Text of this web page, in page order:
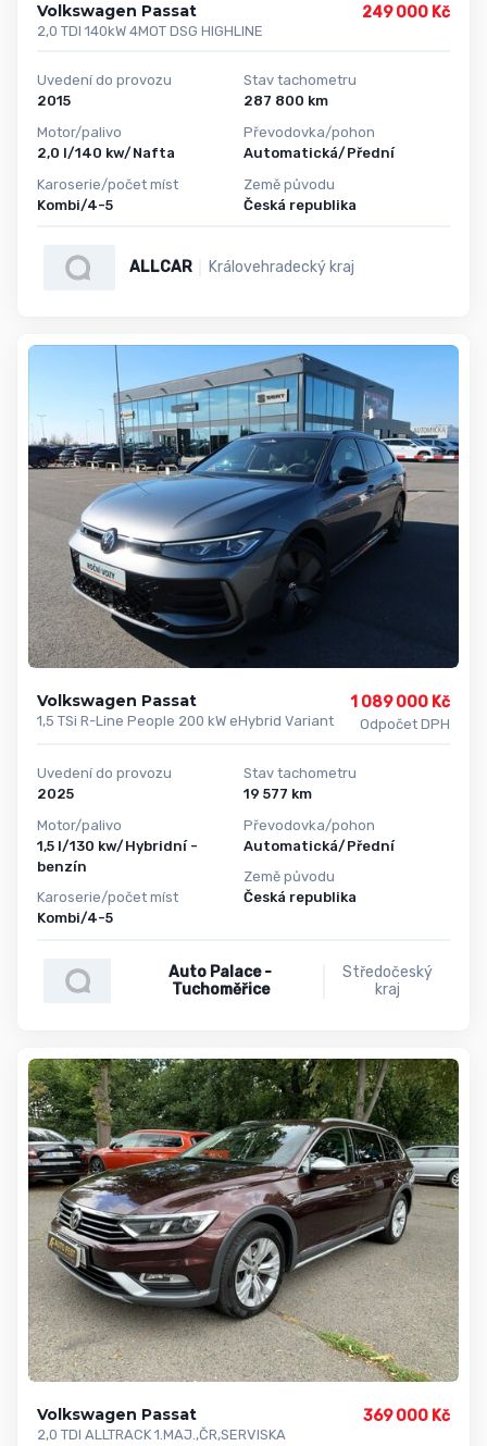
Volkswagen Passat
2,0 TDI 140kW 4MOT DSG HIGHLINE
249 000 Kč
Uvedení do provozu
2015
Motor/palivo
2,0 l/140 kw/Nafta
Karoserie/počet míst
Kombi/4-5
Stav tachometru
287 800 km
Převodovka/pohon
Automatická/Přední
Země původu
Česká republika
ALLCAR Královehradecký kraj
Volkswagen Passat
1,5 TSi R-Line People 200 kW eHybrid Variant
1 089 000 Kč
Odpočet DPH
Uvedení do provozu
2025
Motor/palivo
1,5 l/130 kw/Hybridní -
benzín
Karoserie/počet míst
Kombi/4-5
Stav tachometru
19 577 km
Převodovka/pohon
Automatická/Přední
Země původu
Česká republika
Auto Palace -
Tuchoměřice
Středočeský
kraj
Volkswagen Passat
2,0 TDI ALLTRACK 1.MAJ.,ČR,SERVISKA
369 000 Kč